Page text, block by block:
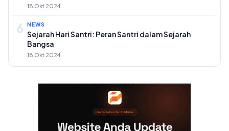
18 Okt 2024
6 NEWS
Sejarah Hari Santri: Peran Santri dalam Sejarah
Bangsa
18 Okt 2024